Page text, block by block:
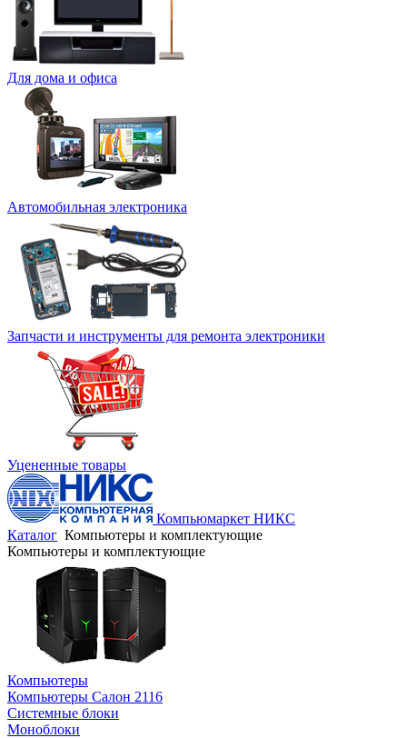
Для дома и офиса
Автомобильная электроника
Запчасти и инструменты для ремонта электроники
Уцененные товары
Компьюмаркет НИКС
Каталог Компьютеры и комплектующие
Компьютеры и комплектующие
Компьютеры
Компьютеры Салон 2116
Системные блоки
Моноблоки